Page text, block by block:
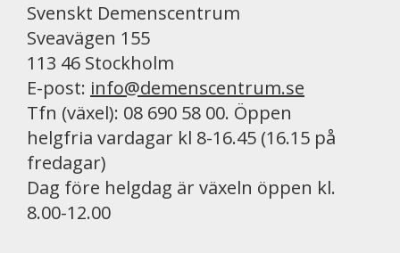
Svenskt Demenscentrum
Sveavägen 155
113 46 Stockholm
E-post: info@demenscentrum.se
Tfn (växel): 08 690 58 00. Öppen
helgfria vardagar kl 8-16.45 (16.15 på
fredagar)
Dag före helgdag är växeln öppen kl.
8.00-12.00